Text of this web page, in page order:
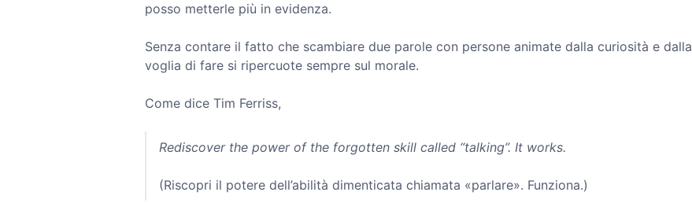
posso metterle più in evidenza.
Senza contare il fatto che scambiare due parole con persone animate dalla curiosità e dalla
voglia di fare si ripercuote sempre sul morale.
Come dice Tim Ferriss,
Rediscover the power of the forgotten skill called “talking”. It works.
(Riscopri il potere dell’abilità dimenticata chiamata «parlare». Funziona.)